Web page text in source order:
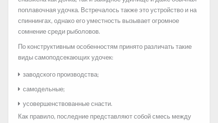
поплавочная удочка. Встречалось также это устройство и на
спиннингах, однако его уместность вызывает огромное
сомнение среди рыболовов.
По конструктивным особенностям принято различать такие
виды самоподсекающих удочек:
заводского производства;
самодельные;
усовершенствованные снасти.
Как правило, последние представляют собой смесь между